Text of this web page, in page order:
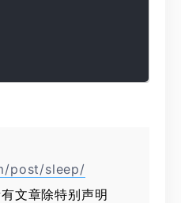
post/sleep/
文章除特别声明